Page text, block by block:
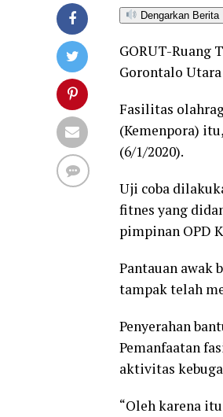
Dengarkan Berita
GORUT-Ruang
Gorontalo
Fasilitas
(Kemenpora)
(6/1/2020).
Uji coba
fitnes yang
pimpinan OPD
Pantauan awak
tampak telah
Penyerahan
Pemanfaatan
aktivitas
“Oleh karena